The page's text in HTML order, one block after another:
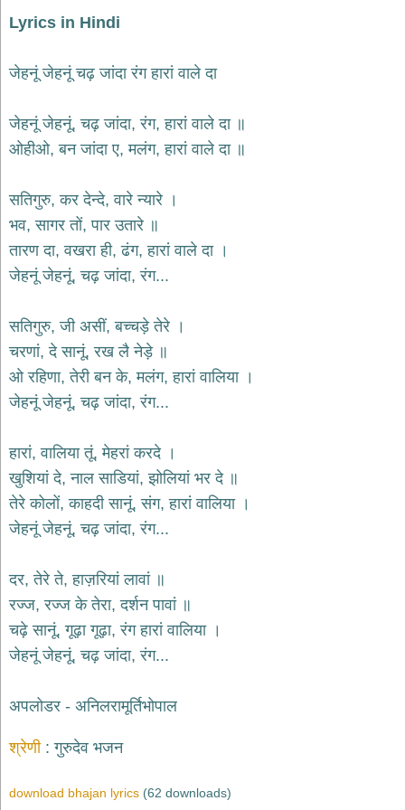
raam
bhajans
गुरुदेव
भजन
विविध
भजन
विष्णु
vishnu
bhajans
बालक
नाथ
भजन
baba
balak
nath
bhajans
भक्ति
भजन
bhajans
खाटू
भजन
khatu
shaym
bhajans
रानी
सती
भजन
dadi
bhajans
लाल
Lyrics in Hindi
जेहनूं जेहनूं चढ़ जांदा रंग हारां वाले दा
जेहनूं जेहनूं, चढ़ जांदा, रंग, हारां वाले दा ॥
ओहीओ, बन जांदा ए, मलंग, हारां वाले दा ॥
सतिगुरु, कर देन्दे, वारे न्यारे ।
भव, सागर तों, पार उतारे ॥
तारण दा, वखरा ही, ढंग, हारां वाले दा ।
जेहनूं जेहनूं, चढ़ जांदा, रंग...
सतिगुरु, जी असीं, बच्चड़े तेरे ।
चरणां, दे सानूं, रख लै नेड़े ॥
ओ रहिणा, तेरी बन के, मलंग, हारां वालिया ।
जेहनूं जेहनूं, चढ़ जांदा, रंग...
हारां, वालिया तूं, मेहरां करदे ।
खुशियां दे, नाल साडियां, झोलियां भर दे ॥
तेरे कोलों, काहदी सानूं, संग, हारां वालिया ।
जेहनूं जेहनूं, चढ़ जांदा, रंग...
दर, तेरे ते, हाज़रियां लावां ॥
रज्ज, रज्ज के तेरा, दर्शन पावां ॥
चढ़े सानूं, गूढ़ा गूढ़ा, रंग हारां वालिया ।
जेहनूं जेहनूं, चढ़ जांदा, रंग...
अपलोडर - अनिलरामूर्तिभोपाल
श्रेणी गुरुदेव भजन
download bhajan lyrics (62 downloads)